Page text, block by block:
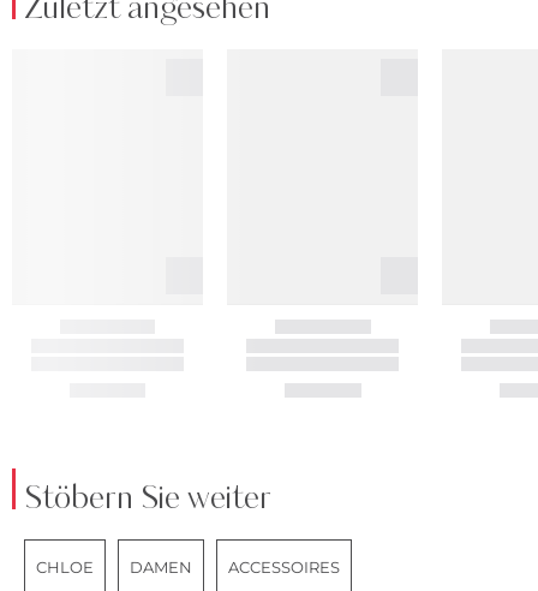
Stöbern Sie weiter
CHLOE DAMEN ACCESSOIRES